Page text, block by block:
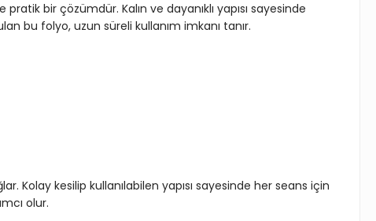
bir çözümdür. Kalın ve dayanıklı yapısı sayesinde
bu folyo, uzun süreli kullanım imkanı tanır.
Kolay kesilip kullanılabilen yapısı sayesinde her seans için
olur.